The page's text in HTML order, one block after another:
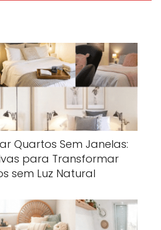
Quartos Sem Janelas:
para Transformar
sem Luz Natural